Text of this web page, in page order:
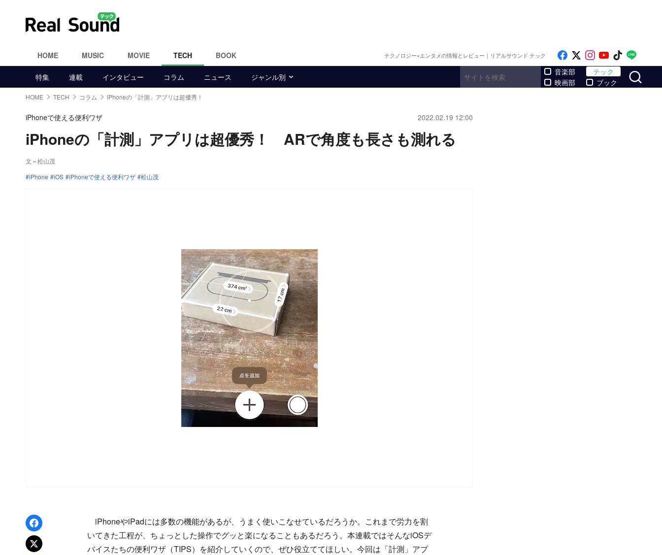
HOME MUSIC MOVIE TECH BOOK テクノロジー×エンタメの情報とレビュー｜リアルサウンド テック Like on Facebook
Follow on x
Follow on
Follow on
Follow
特集 連載 インタビュー コラム ニュース ジャンル別
音楽部
映画部
テック
ブック
HOME TECH コラム iPhoneの「計測」アプリは超優秀！
iPhoneで使える便利ワザ 2022.02.19 12:00
iPhoneの「計測」アプリは超優秀！ ARで角度も長さも測れる
文＝松山茂
iPhone
iOS iPhoneで使える便利ワザ 松山茂
Facebookでシェア
xでポスト
iPhoneやiPadには多数の機能があるが、うまく使いこなせているだろうか。これまで労力を割
いてきた工程が、ちょっとした操作でグッと楽になることもあるだろう。本連載ではそんなiOSデ
バイスたちの便利ワザ（TIPS）を紹介していくので、ぜひ役立ててほしい。今回は「計測」アプ